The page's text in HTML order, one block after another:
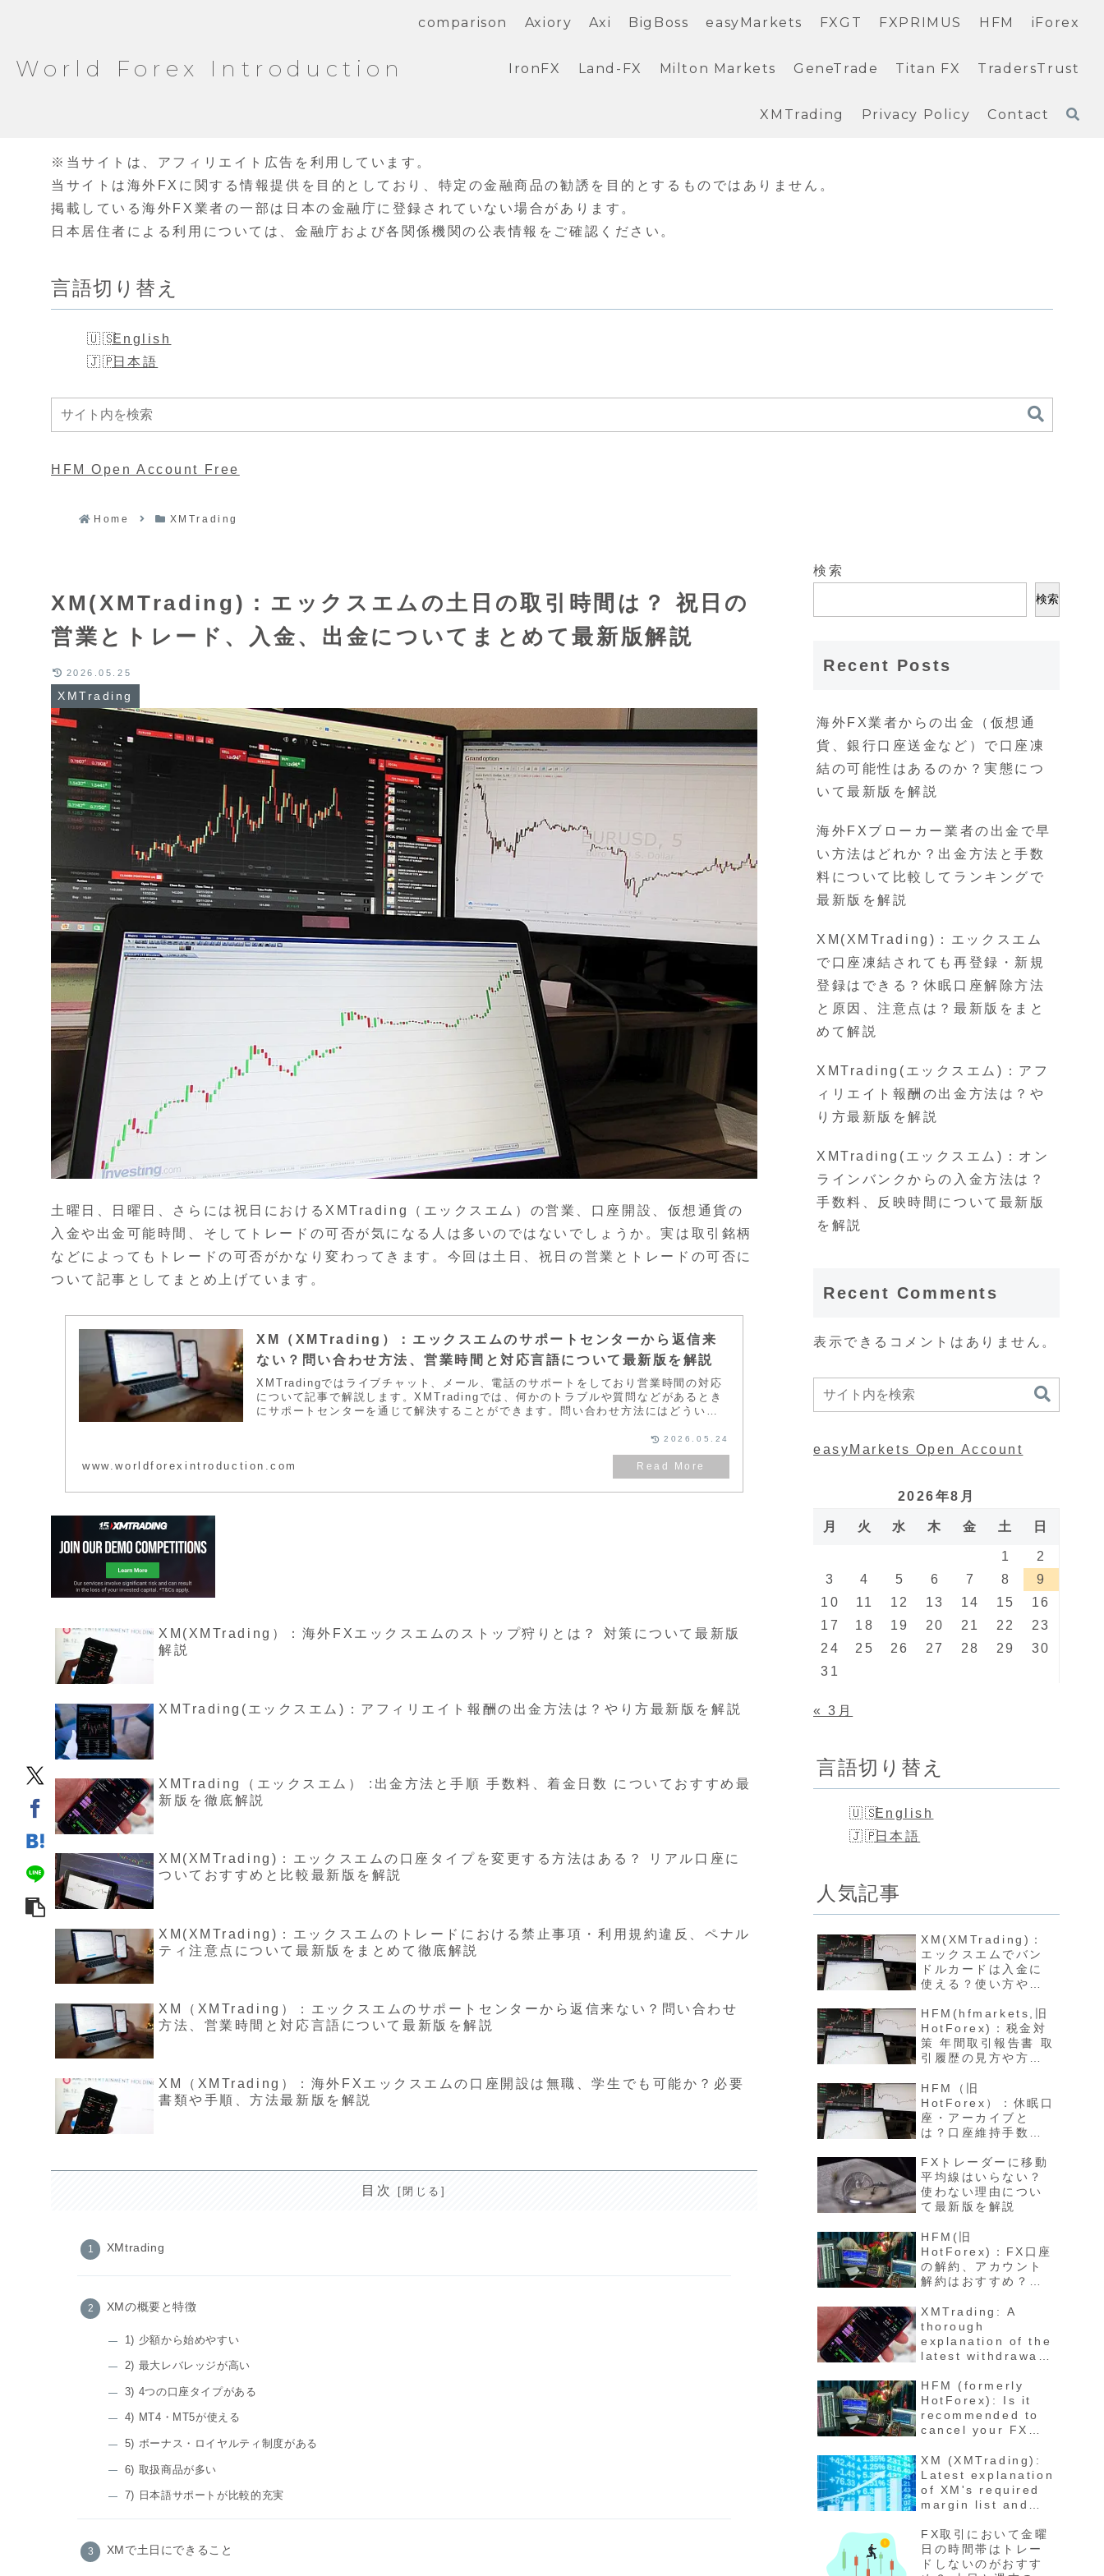
World Forex Introduction
comparison Axiory Axi BigBoss easyMarkets FXGT FXPRIMUS HFM iForex
IronFX Land-FX Milton Markets GeneTrade Titan FX TradersTrust
XMTrading Privacy Policy Contact
※当サイトは、アフィリエイト広告を利用しています。
当サイトは海外FXに関する情報提供を目的としており、特定の金融商品の勧誘を目的とするものではありません。
掲載している海外FX業者の一部は日本の金融庁に登録されていない場合があります。
日本居住者による利用については、金融庁および各関係機関の公表情報をご確認ください。
言語切り替え
English
日本語
HFM Open Account Free
Home XMTrading
XM(XMTrading)：エックスエムの土日の取引時間は？ 祝日の
営業とトレード、入金、出金についてまとめて最新版解説
XMTrading
2026.05.25
土曜日、日曜日、さらには祝日におけるXMTrading（エックスエム）の営業、口座開設、仮想通貨の
入金や出金可能時間、そしてトレードの可否が気になる人は多いのではないでしょうか。実は取引銘柄
などによってもトレードの可否がかなり変わってきます。今回は土日、祝日の営業とトレードの可否に
ついて記事としてまとめ上げています。
XM（XMTrading）：エックスエムのサポートセンターから返信来
ない？問い合わせ方法、営業時間と対応言語について最新版を解説
XMTradingではライブチャット、メール、電話のサポートをしており営業時間の対応
について記事で解説します。XMTradingでは、何かのトラブルや質問などがあるとき
にサポートセンターを通じて解決することができます。問い合わせ方法にはどういっ
かなど、初めてサポートへ問い合わせる方は分からないことだらけです。XMに問い合
www.worldforexintroduction.com
2026.05.24
XM(XMTrading）：海外FXエックスエムのストップ狩りとは？ 対策について最新版
解説
XMTrading(エックスエム)：アフィリエイト報酬の出金方法は？やり方最新版を解説
XMTrading（エックスエム） :出金方法と手順 手数料、着金日数 についておすすめ最
新版を徹底解説
XM(XMTrading)：エックスエムの口座タイプを変更する方法はある？ リアル口座に
ついておすすめと比較最新版を解説
XM(XMTrading)：エックスエムのトレードにおける禁止事項・利用規約違反、ペナル
ティ注意点について最新版をまとめて徹底解説
XM（XMTrading）：エックスエムのサポートセンターから返信来ない？問い合わせ
方法、営業時間と対応言語について最新版を解説
XM（XMTrading）：海外FXエックスエムの口座開設は無職、学生でも可能か？必要
書類や手順、方法最新版を解説
目次
XMtrading
XMの概要と特徴
1) 少額から始めやすい
2) 最大レバレッジが高い
3) 4つの口座タイプがある
4) MT4・MT5が使える
5) ボーナス・ロイヤルティ制度がある
6) 取扱商品が多い
7) 日本語サポートが比較的充実
XMで土日にできること
検索
検索
Recent Posts
海外FX業者からの出金（仮想通
貨、銀行口座送金など）で口座凍
結の可能性はあるのか？実態につ
いて最新版を解説
海外FXブローカー業者の出金で早
い方法はどれか？出金方法と手数
料について比較してランキングで
最新版を解説
XM(XMTrading)：エックスエム
で口座凍結されても再登録・新規
登録はできる？休眠口座解除方法
と原因、注意点は？最新版をまと
めて解説
XMTrading(エックスエム)：アフ
ィリエイト報酬の出金方法は？や
り方最新版を解説
XMTrading(エックスエム)：オン
ラインバンクからの入金方法は？
手数料、反映時間について最新版
を解説
Recent Comments
表示できるコメントはありません。
easyMarkets Open Account
2026年8月
月 火 水 木 金 土 日
1
2
3
4 5 6 7 8
9
10
11 12 13 14 15
16
17
18 19 20 21 22
23
24
25 26 27 28 29
30
31
« 3月
言語切り替え
English
日本語
人気記事
XM(XMTrading)：
エックスエムでバン
ドルカードは入金に
使える？使い方や反
版を解説
HFM(hfmarkets,旧
HotForex)：税金対
策 年間取引報告書 取
引履歴の見方や方法
説
HFM（旧
HotForex）：休眠口
座・アーカイブと
は？口座維持手数料
最新版を解説
FXトレーダーに移動
平均線はいらない？
使わない理由につい
て最新版を解説
HFM(旧
HotForex)：FX口座
の解約、アカウント
解約はおすすめ？退
版徹底解説
XMTrading: A
thorough
explanation of the
latest withdrawal
procedures, fees,
and number of
days for funds to
arrive
HFM (formerly
HotForex): Is it
recommended to
cancel your FX
cancel your
account - Latest
detailed
explanation
XM (XMTrading):
Latest explanation
of XM's required
margin list and
calculation
method for each
stock
FX取引において金曜
日の時間帯はトレー
ドしないのがおすす